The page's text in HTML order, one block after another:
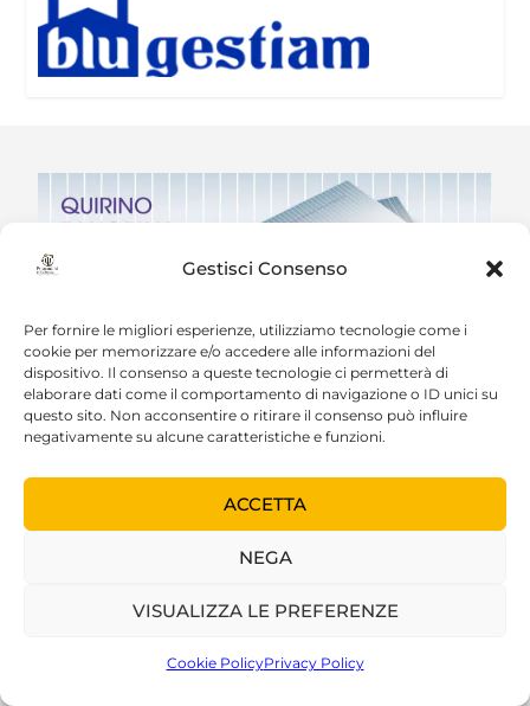
Gestisci Consenso
Per fornire le migliori esperienze, utilizziamo tecnologie come i
cookie per memorizzare e/o accedere alle informazioni del
dispositivo. Il consenso a queste tecnologie ci permetterà di
elaborare dati come il comportamento di navigazione o ID unici su
questo sito. Non acconsentire o ritirare il consenso può influire
negativamente su alcune caratteristiche e funzioni.
ACCETTA
NEGA
VISUALIZZA LE PREFERENZE
Cookie PolicyPrivacy Policy